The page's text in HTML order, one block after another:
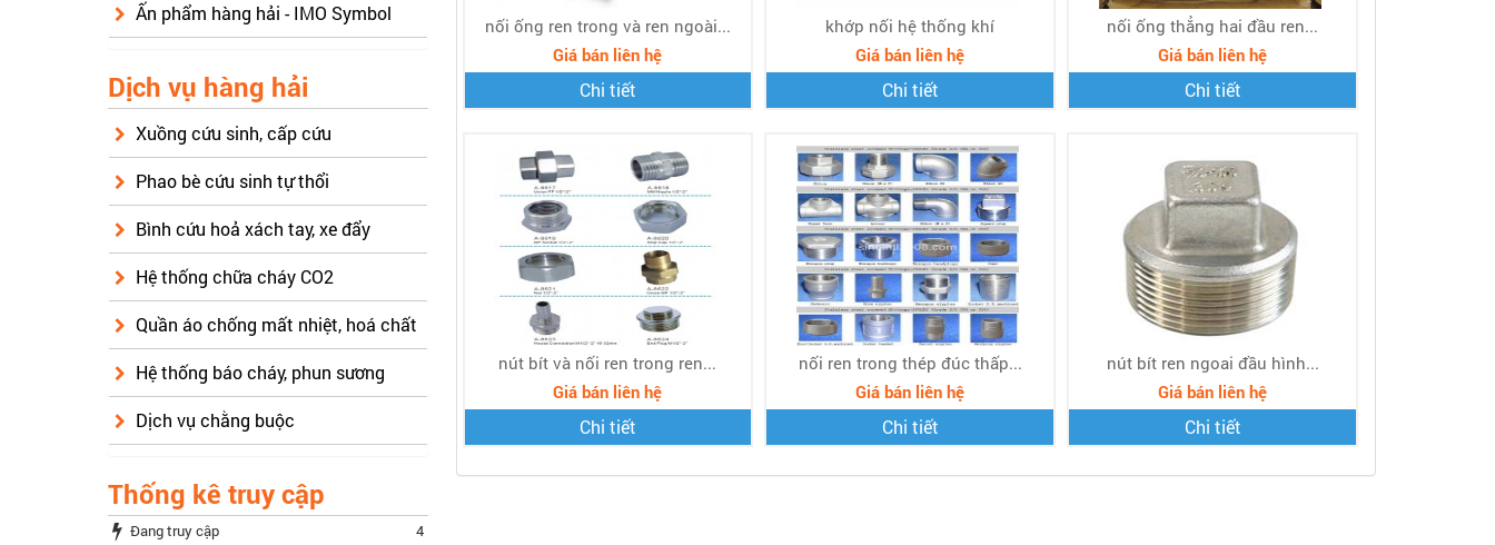
Ấn phẩm hàng hải - IMO Symbol
Dịch vụ hàng hải
Xuồng cứu sinh, cấp cứu
Phao bè cứu sinh tự thổi
Bình cứu hoả xách tay, xe đẩy
Hệ thống chữa cháy CO2
Quần áo chống mất nhiệt, hoá chất
Hệ thống báo cháy, phun sương
Dịch vụ chằng buộc
Thống kê truy cập
Đang truy cập 4
nối ống ren trong và ren ngoài...
Giá bán liên hệ
Chi tiết
khớp nối hệ thống khí
Giá bán liên hệ
Chi tiết
nối ống thẳng hai đầu ren...
Giá bán liên hệ
Chi tiết
nút bít và nối ren trong ren...
Giá bán liên hệ
Chi tiết
nối ren trong thép đúc thấp...
Giá bán liên hệ
Chi tiết
nút bít ren ngoai đầu hình...
Giá bán liên hệ
Chi tiết